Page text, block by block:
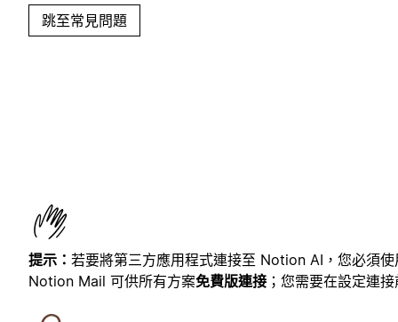
跳至常見問題
提示： 若要將第三方應用程式連接至 Notion AI，您必須
Notion Mail 可供所有方案免費版連接 ；您需要在設定連